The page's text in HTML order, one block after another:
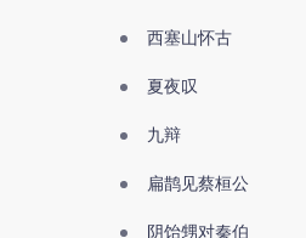
西塞山怀古
夏夜叹
九辩
扁鹊见蔡桓公
阴饴甥对秦伯